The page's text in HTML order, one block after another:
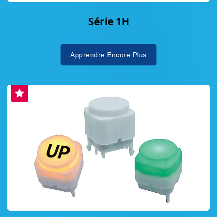
les matériaux et le design spatial. En
"Prix d'Excellence en Durabilité ESG 2025",
environnementale mais aussi leur compétitivité
globale et leur responsabilité mondiale.
l'internationalisation, la spécialisation et la
diversification, renforçant les objectifs ESG et
répondant aux défis contemporains par des
durable pour les clients et partenaires
mondiaux. Les réalisations d'DAILYWELL
résultent d'années d'efforts accumulés. De la
R&D technologique à la force de fabrication, de
l'expansion du marché à l'engagement social,
DAILYWELL incarne la croyance de la marque :
Série 1H
Apprendre Encore Plus